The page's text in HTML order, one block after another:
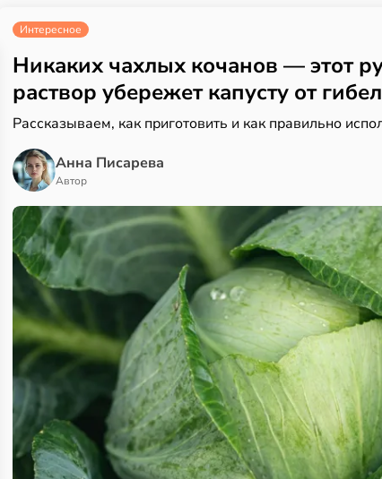
Интересное
Никаких чахлых кочанов — этот
раствор убережет капусту от
Рассказываем, как приготовить и как правильно
Анна Писарева
Автор